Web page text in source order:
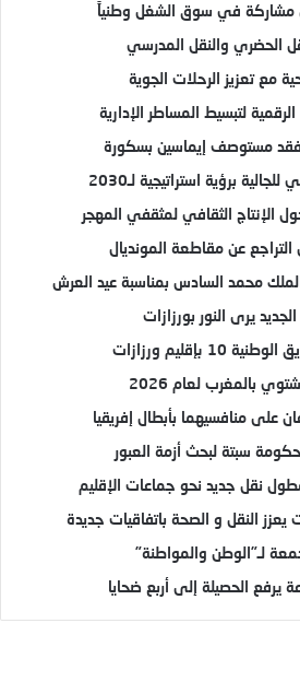
مشاركة في سوق الشغل وطنياً
الحضري والنقل المدرسي
مع تعزيز الرحلات الجوية
لتبسيط المساطر الإدارية
مستوصف إيماسين بسكورة
برؤية استراتيجية لـ2030
الإنتاج الثقافي لمثقفي المهجر
عن مقاطعة المونديال
الملك محمد السادس بمناسبة عيد العرش
يرى النور بورزازات
ورزازات
بالمغرب لعام 2026
على منافسيهما بأبطال إفريقيا
سبتة لبحث أزمة العبور
نقل جديد نحو جماعات الإقليم
يعزز النقل و الصحة باتفاقيات جديدة
لـ”الوطن والمواطنة”
يرفع الحصيلة إلى أربع ضحايا